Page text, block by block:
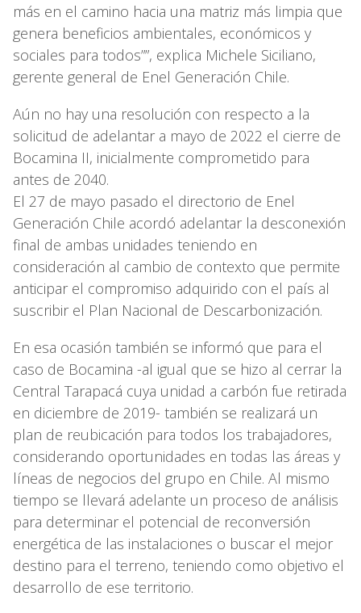
más en el camino hacia una matriz más limpia que
genera beneficios ambientales, económicos y
sociales para todos””, explica Michele Siciliano,
gerente general de Enel Generación Chile.
Aún no hay una resolución con respecto a la
solicitud de adelantar a mayo de 2022 el cierre de
Bocamina II, inicialmente comprometido para
antes de 2040.
El 27 de mayo pasado el directorio de Enel
Generación Chile acordó adelantar la desconexión
final de ambas unidades teniendo en
consideración al cambio de contexto que permite
anticipar el compromiso adquirido con el país al
suscribir el Plan Nacional de Descarbonización.
En esa ocasión también se informó que para el
caso de Bocamina -al igual que se hizo al cerrar la
Central Tarapacá cuya unidad a carbón fue retirada
en diciembre de 2019- también se realizará un
plan de reubicación para todos los trabajadores,
considerando oportunidades en todas las áreas y
líneas de negocios del grupo en Chile. Al mismo
tiempo se llevará adelante un proceso de análisis
para determinar el potencial de reconversión
energética de las instalaciones o buscar el mejor
destino para el terreno, teniendo como objetivo el
desarrollo de ese territorio.